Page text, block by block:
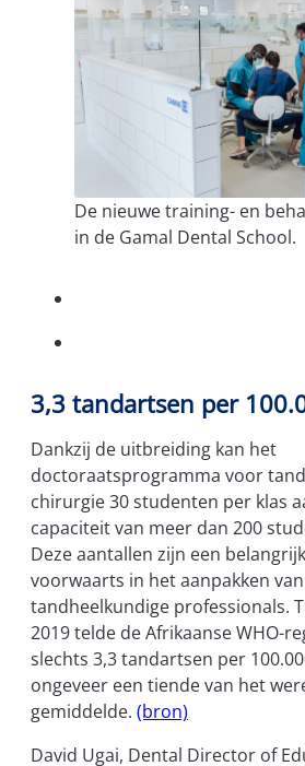
De nieuwe training- en
in de Gamal Dental School.
3,3 tandartsen per
Dankzij de uitbreiding kan het
doctoraatsprogramma voor
chirurgie 30 studenten per klas
capaciteit van meer dan 200
Deze aantallen zijn een
voorwaarts in het aanpakken
tandheelkundige professionals.
2019 telde de Afrikaanse WHO-
slechts 3,3 tandartsen per
ongeveer een tiende van het
gemiddelde. (bron)
David Ugai, Dental Director of